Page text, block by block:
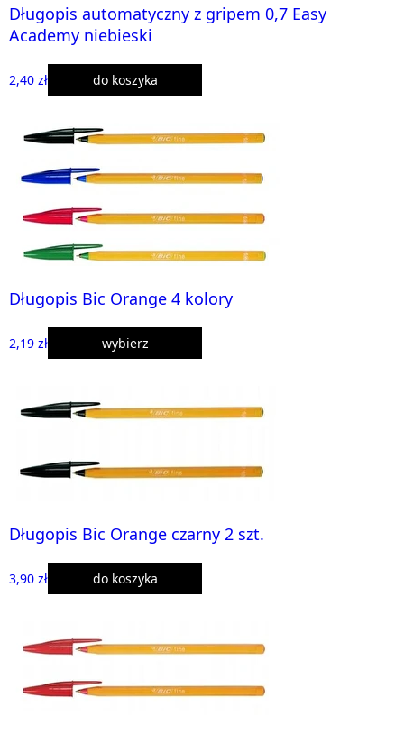
Długopis automatyczny z gripem 0,7 Easy
Academy niebieski
2,40 zł do koszyka
Długopis Bic Orange 4 kolory
2,19 zł wybierz
Długopis Bic Orange czarny 2 szt.
3,90 zł do koszyka